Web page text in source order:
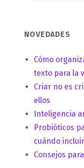
NOVEDADES
Cómo
texto para la
Criar no es
ellos
Inteligencia
Probióticos
cuándo
Consejos